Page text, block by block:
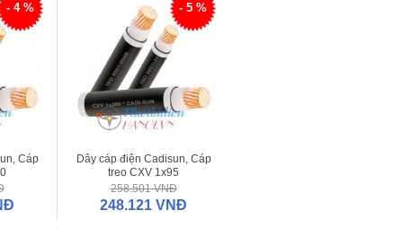
- 4 %
Cáp
- 5 %
Dây cáp điện Cadisun, Cáp
treo CXV 1x95
258.501 VNĐ
248.121 VNĐ